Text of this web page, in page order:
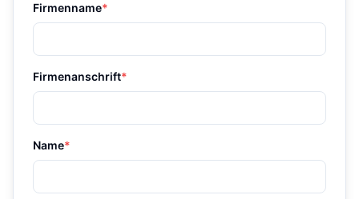
Firmenname*
Firmenanschrift*
Name*